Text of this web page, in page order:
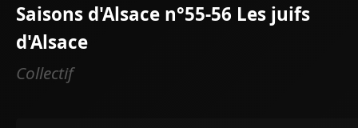
Saisons d'Alsace n°55-56 Les juifs
d'Alsace
Collectif